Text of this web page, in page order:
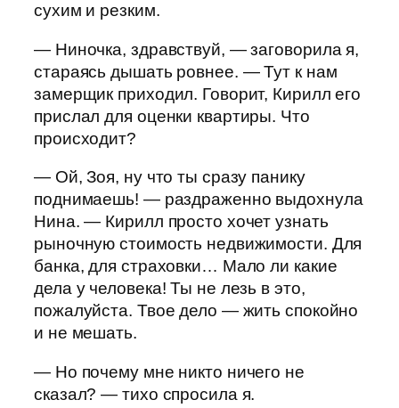
сухим и резким.
— Ниночка, здравствуй, — заговорила я,
стараясь дышать ровнее. — Тут к нам
замерщик приходил. Говорит, Кирилл его
прислал для оценки квартиры. Что
происходит?
— Ой, Зоя, ну что ты сразу панику
поднимаешь! — раздраженно выдохнула
Нина. — Кирилл просто хочет узнать
рыночную стоимость недвижимости. Для
банка, для страховки… Мало ли какие
дела у человека! Ты не лезь в это,
пожалуйста. Твое дело — жить спокойно
и не мешать.
— Но почему мне никто ничего не
сказал? — тихо спросила я.